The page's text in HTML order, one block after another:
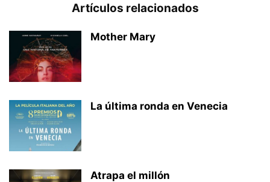
Artículos relacionados
Mother Mary
La última ronda en Venecia
Atrapa el millón